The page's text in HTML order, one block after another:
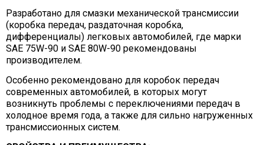
Разработано для смазки механической трансмиссии
(коробка передач, раздаточная коробка,
дифференциалы) легковых автомобилей, где марки
SAE 75W-90 и SAE 80W-90 рекомендованы
производителем.
Особенно рекомендовано для коробок передач
современных автомобилей, в которых могут
возникнуть проблемы с переключениями передач в
холодное время года, а также для сильно нагруженных
трансмиссионных систем.